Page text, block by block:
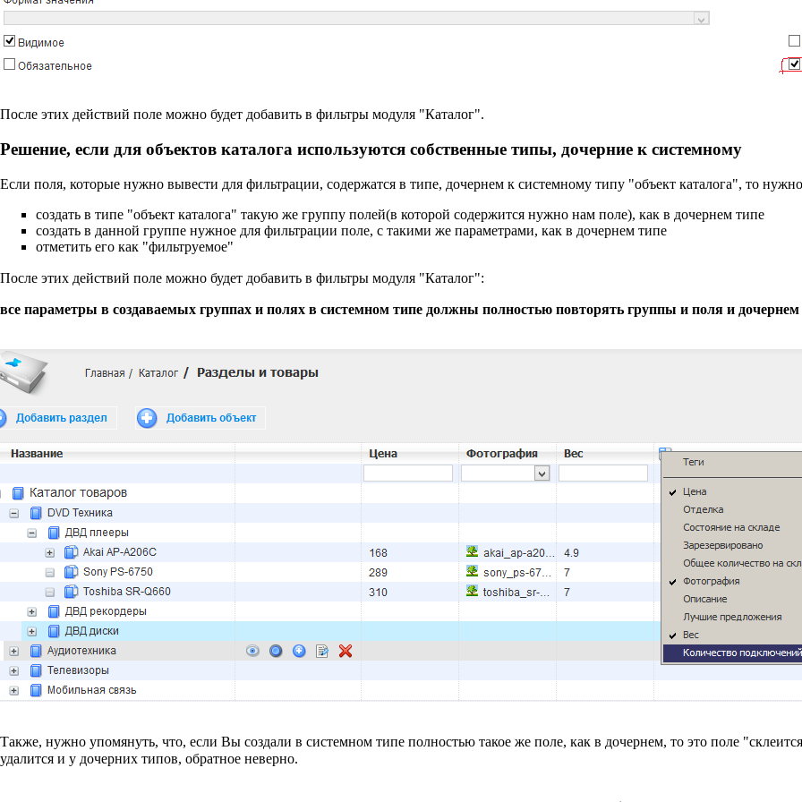
После этих действий поле можно будет добавить в фильтры модуля "Каталог".
Решение, если для объектов каталога используются собственные типы, дочерние к системному
Если поля, которые нужно вывести для фильтрации, содержатся в типе, дочернем к системному типу "объект каталога", то
создать в типе "объект каталога" такую же группу полей(в которой содержится нужно нам поле), как в дочернем типе
создать в данной группе нужное для фильтрации поле, с такими же параметрами, как в дочернем типе
отметить его как "фильтруемое"
После этих действий поле можно будет добавить в фильтры модуля "Каталог":
все параметры в создаваемых группах и полях в системном типе должны полностью повторять группы и поля и дочернем
Также, нужно упомянуть, что, если Вы создали в системном типе полностью такое же поле, как в дочернем, то это поле
удалится и у дочерних типов, обратное неверно.